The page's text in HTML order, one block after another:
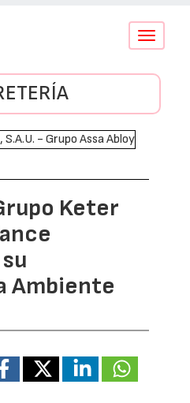
Conmutar
Keter
Ambiente